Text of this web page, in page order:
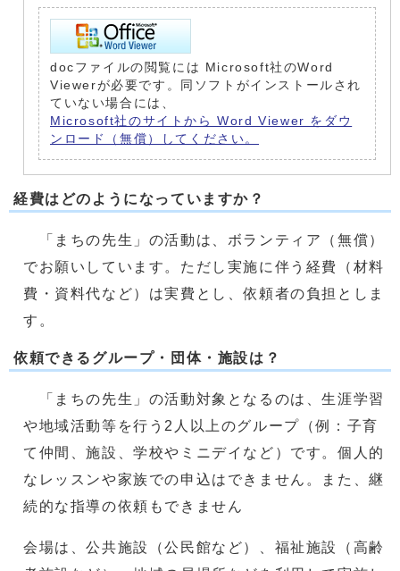
docファイルの閲覧には Microsoft社のWord
Viewerが必要です。同ソフトがインストールされ
ていない場合には、
Microsoft社のサイトから Word Viewer をダウ
ンロード（無償）してください。
経費はどのようになっていますか？
「まちの先生」の活動は、ボランティア（無償）
でお願いしています。ただし実施に伴う経費（材料
費・資料代など）は実費とし、依頼者の負担としま
す。
依頼できるグループ・団体・施設は？
「まちの先生」の活動対象となるのは、生涯学習
や地域活動等を行う2人以上のグループ（例：子育
て仲間、施設、学校やミニデイなど）です。個人的
なレッスンや家族での申込はできません。また、継
続的な指導の依頼もできません
会場は、公共施設（公民館など）、福祉施設（高齢